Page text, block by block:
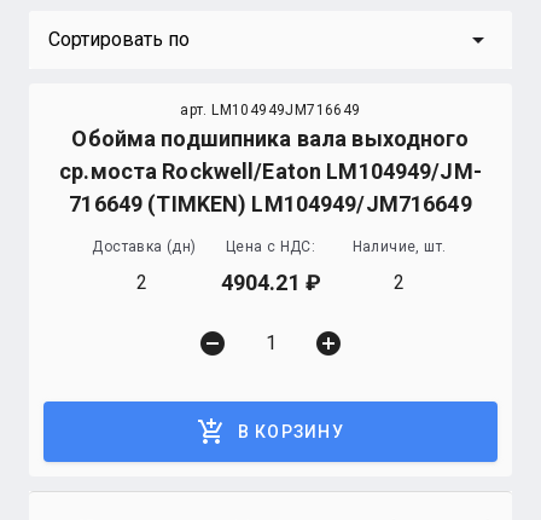
Сортировать по arrow_drop_down
арт. LM104949JM716649
Обойма подшипника вала выходного
ср.моста Rockwell/Eaton LM104949/JM-
716649 (TIMKEN) LM104949/JM716649
Доставка (дн)
2
Цена с НДС:
4904.21
Наличие, шт.
2
remove_circle add_circle
add_shopping_cart В КОРЗИНУ